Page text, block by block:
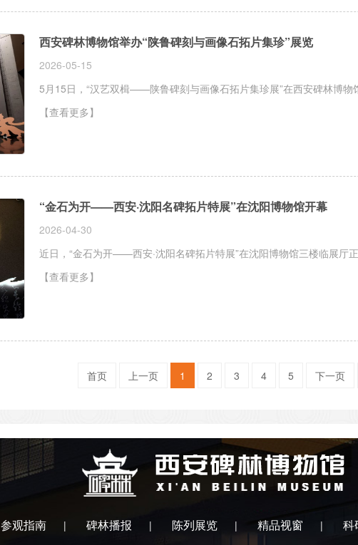
西安碑林博物馆举办“陕鲁碑刻与画像石拓片集珍”展览
2026-05-15
5月15日，“汉艺双楫——陕鲁碑刻与画像石拓片集珍展”在西安碑林博物
【查看更多】
“金石为开——西安·沈阳名碑拓片特展”在沈阳博物馆开幕
2026-04-30
近日，“金石为开——西安·沈阳名碑拓片特展”在沈阳博物馆三楼临展厅正
【查看更多】
首页 上一页 1 2 3 4 5 下一页
参观指南 | 碑林播报 | 陈列展览 | 精品视窗 | 科